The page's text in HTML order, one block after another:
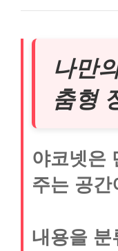
나만
춤형
야코넷은
주는 공간
내용을 분